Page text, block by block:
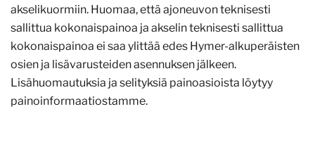
akselikuormiin. Huomaa, että ajoneuvon teknisesti
sallittua kokonaispainoa ja akselin teknisesti sallittua
kokonaispainoa ei saa ylittää edes Hymer-alkuperäisten
osien ja lisävarusteiden asennuksen jälkeen.
Lisähuomautuksia ja selityksiä painoasioista löytyy
painoinformaatiostamme.